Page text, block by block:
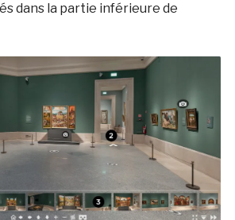
dans la partie inférieure de